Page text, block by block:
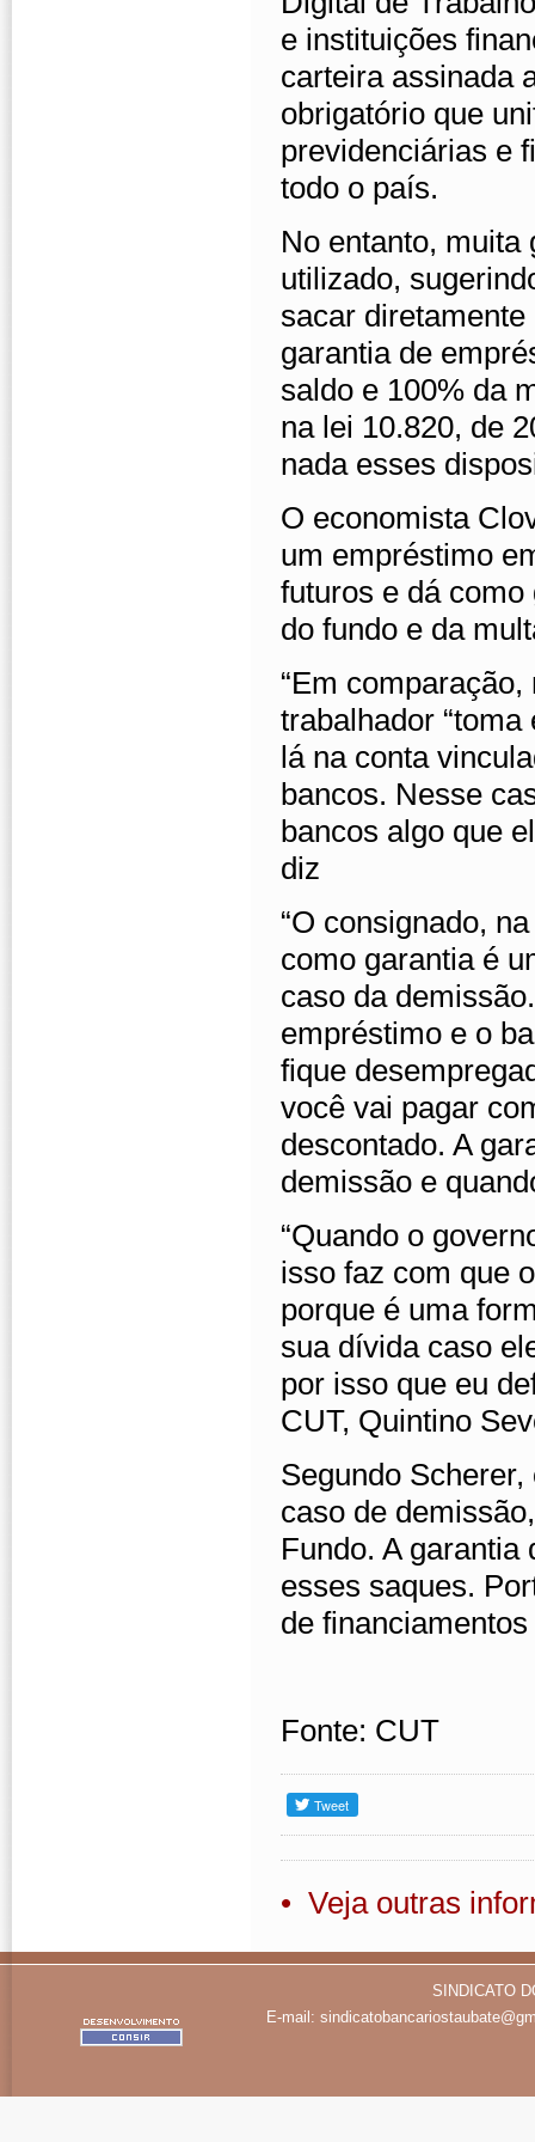
e instituições
carteira assinada
obrigatório que
previdenciárias e
todo o país.
No entanto, muita
utilizado,
sacar
garantia de
saldo e 100% da
na lei 10.820, de
nada esses
O economista
um empréstimo
futuros e dá
do fundo e da
“Em
trabalhador
lá na conta
bancos. Nesse
bancos algo que
diz
“O consignado,
como garantia é
caso da
empréstimo e o
fique
você vai pagar
descontado. A
demissão e
“Quando o
isso faz com que
porque é uma
sua dívida caso
por isso que eu
CUT, Quintino
Segundo
caso de
Fundo. A
esses saques.
de
Fonte: CUT
• Veja outras
SINDICATO
E-mail: